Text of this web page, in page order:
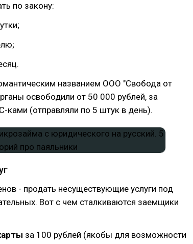
по закону:
названием ООО "Свобода от
освободили от 50 000 рублей, за
ками (отправляли по 5 штук в день).
- продать несуществующие услуги под
Вот с чем сталкиваются заемщики
за 100 рублей (якобы для возможности